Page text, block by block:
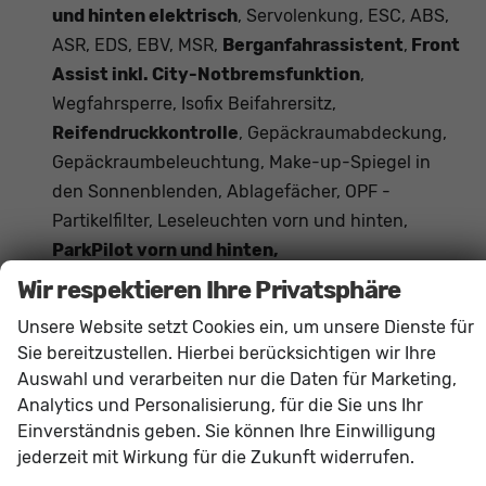
und hinten elektrisch, Servolenkung, ESC, ABS,
ASR, EDS, EBV, MSR, Berganfahrassistent, Front
Assist inkl. City-Notbremsfunktion,
Wegfahrsperre, Isofix Beifahrersitz,
Reifendruckkontrolle, Gepäckraumabdeckung,
Gepäckraumbeleuchtung, Make-up-Spiegel in
den Sonnenblenden, Ablagefächer, OPF -
Partikelfilter, Leseleuchten vorn und hinten,
ParkPilot vorn und hinten,
Fußgängererkennung,
Verkehrszeichenerkennung,
Beifahrersitzlehne umklappbar, Start-Stopp-
Anlage, Mittelarmlehne vorne, Dachreling
Schwarz, Müdigkeitserkennung, Tire-Mobility-
Set,Außenspiegel elektrisch anklappbar,
Lenksäule verstellbar,Vordersitze
Wir respektieren Ihre Privatsphäre
Unsere Website setzt Cookies ein, um unsere Dienste für
Sie bereitzustellen. Hierbei berücksichtigen wir Ihre
Auswahl und verarbeiten nur die Daten für Marketing,
Analytics und Personalisierung, für die Sie uns Ihr
Einverständnis geben. Sie können Ihre Einwilligung
jederzeit mit Wirkung für die Zukunft widerrufen.